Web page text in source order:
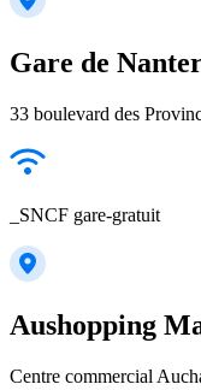
Gare de
33 boulevard des
_SNCF gare-gratuit
Aushopping
Centre commercial